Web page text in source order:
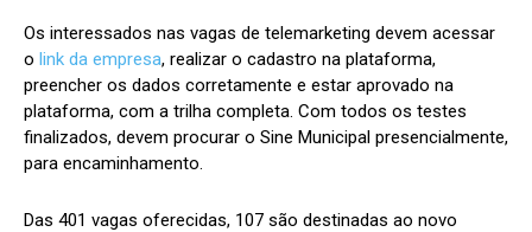
Os interessados nas vagas de telemarketing devem acessar
o link da empresa, realizar o cadastro na plataforma,
preencher os dados corretamente e estar aprovado na
plataforma, com a trilha completa. Com todos os testes
finalizados, devem procurar o Sine Municipal presencialmente,
para encaminhamento.
Das 401 vagas oferecidas, 107 são destinadas ao novo